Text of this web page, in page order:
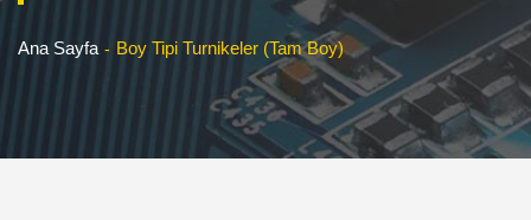
Ana Sayfa Boy Tipi Turnikeler (Tam Boy)